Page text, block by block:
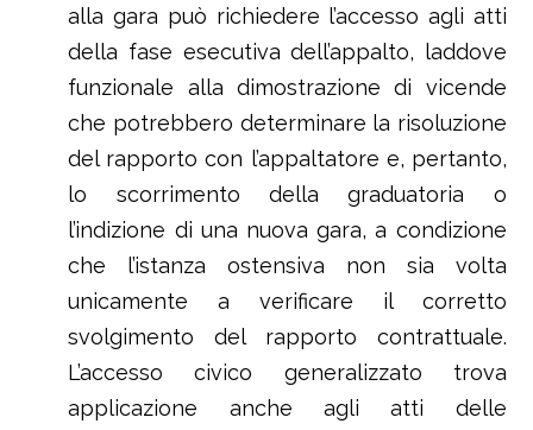
alla gara può richiedere l’accesso agli atti
della fase esecutiva dell’appalto, laddove
funzionale alla dimostrazione di vicende
che potrebbero determinare la risoluzione
del rapporto con l’appaltatore e, pertanto,
lo scorrimento della graduatoria o
l’indizione di una nuova gara, a condizione
che l’istanza ostensiva non sia volta
unicamente a verificare il corretto
svolgimento del rapporto contrattuale.
L’accesso civico generalizzato trova
applicazione anche agli atti delle